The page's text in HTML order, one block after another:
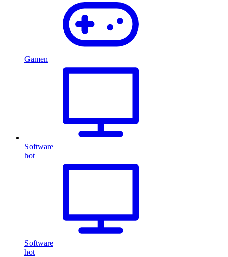
Gamen
Software
hot
Software
hot